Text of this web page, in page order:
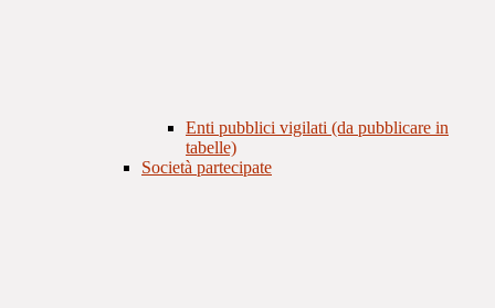
Enti pubblici vigilati (da pubblicare in
tabelle)
Società partecipate